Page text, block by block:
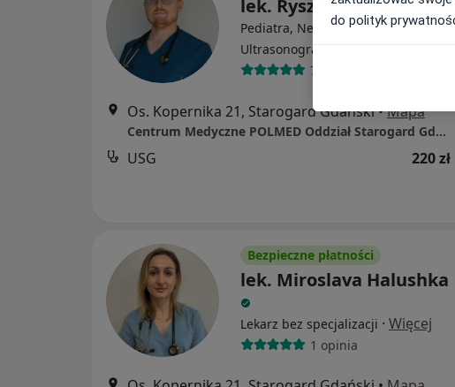
lek. Ryszard Tuliński
Pediatra, Neonatolog,
Ultrasonografista
77 opinii
Os. Kopernika 21, Starogard Gdański•Mapa
Centrum Medyczne POLMED Oddział Starogard Gdański
USG 220 zł
Bezpieczne płatności
lek. Miroslava Halushka
Lekarz bez specjalizacji · Więcej
1 opinia
do polityk